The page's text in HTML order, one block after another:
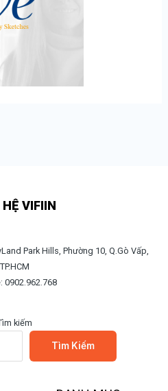
VIFIIN
Park Hills, Phường 10, Q.Gò Vấp,
TP.HCM
0902.962.768
kiếm
Tìm Kiếm